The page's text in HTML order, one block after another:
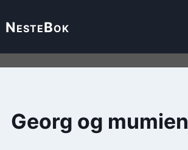
NesteBok
Georg og mumien